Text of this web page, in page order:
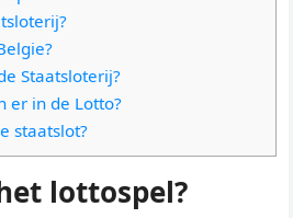
Staatsloterij?
er in de Lotto?
staatslot?
lottospel?